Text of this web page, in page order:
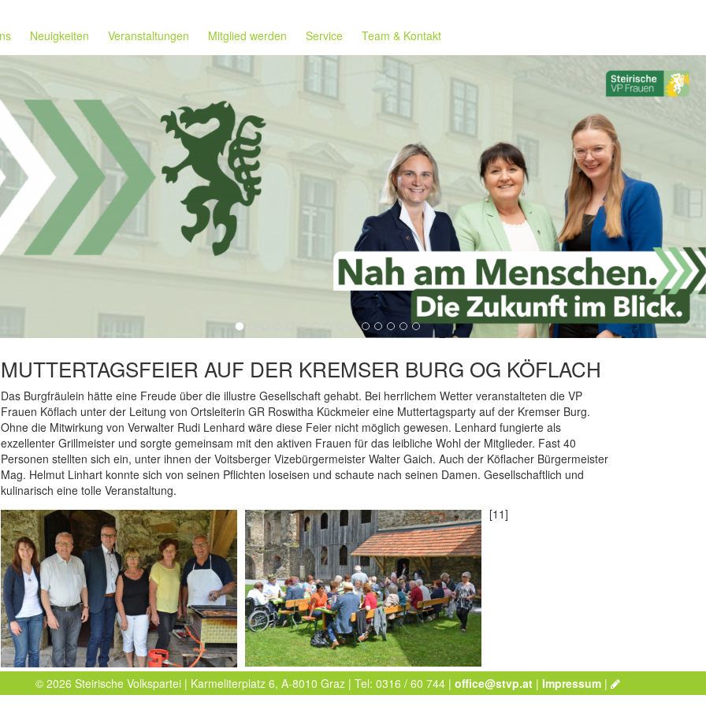
Neuigkeiten Veranstaltungen Mitglied werden Service Team & Kontakt
MUTTERTAGSFEIER AUF DER KREMSER BURG OG KÖFLACH
Das Burgfräulein hätte eine Freude über die illustre Gesellschaft gehabt. Bei herrlichem Wetter veranstalteten die VP
Frauen Köflach unter der Leitung von Ortsleiterin GR Roswitha Kückmeier eine Muttertagsparty auf der Kremser Burg.
Ohne die Mitwirkung von Verwalter Rudi Lenhard wäre diese Feier nicht möglich gewesen. Lenhard fungierte als
exzellenter Grillmeister und sorgte gemeinsam mit den aktiven Frauen für das leibliche Wohl der Mitglieder. Fast 40
Personen stellten sich ein, unter ihnen der Voitsberger Vizebürgermeister Walter Gaich. Auch der Köflacher Bürgermeister
Mag. Helmut Linhart konnte sich von seinen Pflichten loseisen und schaute nach seinen Damen. Gesellschaftlich und
kulinarisch eine tolle Veranstaltung.
[11]
© 2026 Steirische Volkspartei | Karmeliterplatz 6, A-8010 Graz | Tel: 0316 / 60 744 |office@stvp.at |Impressum |